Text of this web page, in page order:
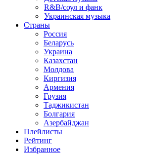
R&B/cоул и фанк
Украинская музыка
Страны
Россия
Беларусь
Украина
Казахстан
Молдова
Киргизия
Армения
Грузия
Таджикистан
Болгария
Азербайджан
Плейлисты
Рейтинг
Избранное